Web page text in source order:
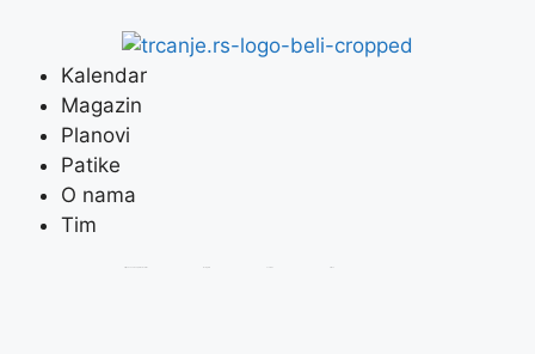
Kalendar
Magazin
Planovi
Patike
O nama
Tim